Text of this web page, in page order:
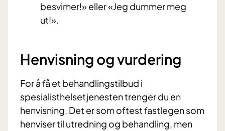
besvimer!» eller «Jeg dummer meg
ut!».
Henvisning og vurdering
For å få et behandlingstilbud i
spesialisthelsetjenesten trenger du en
henvisning. Det er som oftest fastlegen som
henviser til utredning og behandling, men